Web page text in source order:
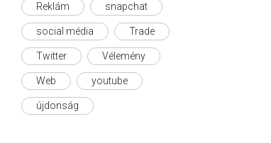
Reklám snapchat
social média Trade
Twitter Vélemény
Web youtube
újdonság